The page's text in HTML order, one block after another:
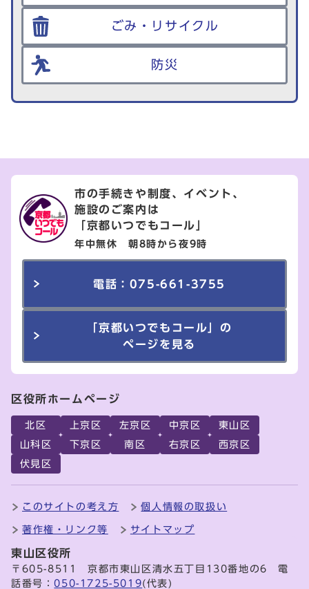
ごみ・リサイクル
防災
市の手続きや制度、イベント、
施設のご案内は
「京都いつでもコール」
年中無休 朝8時から夜9時
電話：075-661-3755
「京都いつでもコール」の
ページを見る
区役所ホームページ
北区 上京区 左京区 中京区
東山区
山科区
下京区 南区 右京区
西京区
伏見区
このサイトの考え方 個人情報の取扱い
著作権・リンク等 サイトマップ
東山区役所
〒605-8511 京都市東山区清水五丁目130番地の6 電
話番号：050-1725-5019(代表)